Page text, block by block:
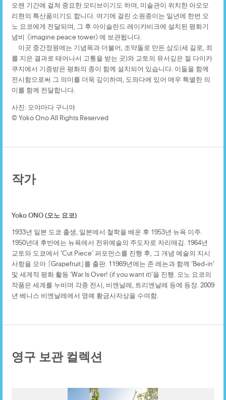
오랜 기간에 걸쳐 중요한 모티브이기도 하며, 미술관이 위치한 아오모
리현의 특산품이기도 합니다. 여기에 걸린 소원종이는 일년에 한번 오
노 요코에게 전달되며, 그 후 아이슬란드 레이캬비크에 설치된 평화기
념비 《imagine peace tower》에 보관됩니다.
이곳 중간정원에는 기념목과 더불어, 조약돌로 만든 삼도(세 길로, 죄
를 지은 결과로 태어나서 고통을 받는 곳)와 교토의 유서깊은 절 다이카
쿠지에서 기증받은 평화의 종이 함께 설치되어 있습니다. 이들을 함께
전시함으로써 그 의미를 더욱 깊이하며, 도와다에 있어 매우 특별한 의
미를 함께 전달합니다.
사진: 오야마다 구니야
© Yoko Ono All Rights Reserved
작가
Yoko ONO (오노 요코)
1933년 일본 도쿄 출생, 일본에서 철학을 배운 후 1953년 뉴욕 이주.
1950년대 후반에는 뉴욕에서 전위예술의 주도자로 자리매김. 1964년
교토와 도쿄에서 ‘Cut Piece’ 퍼포먼스를 진행 후, 그 개념 예술의 지시
사항을 모아 『Grapefruit』를 출판. 11969년에는 존 레논과 함께 ‘Bed-in’
및 세계적 평화 활동 ‘War Is Over! (if you want it)’을 진행. 오노 요코의
작품은 세계를 누비며 각종 전시, 비엔날레, 트리엔날레 등에 등장. 2009
년 베니스 비엔날레에서 명예 황금사자상을 수여함.
영구 보관 컬렉션